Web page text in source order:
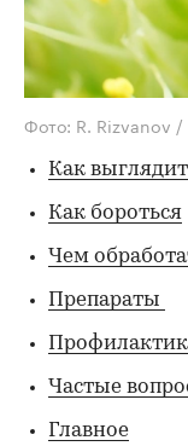
Фото: R. Rizvanov
Как выглядит
Как бороться
Чем
Препараты
Частые
Главное